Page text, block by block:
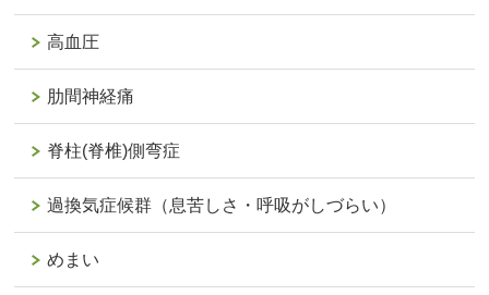
高血圧
肋間神経痛
脊柱(脊椎)側弯症
過換気症候群（息苦しさ・呼吸がしづらい）
めまい